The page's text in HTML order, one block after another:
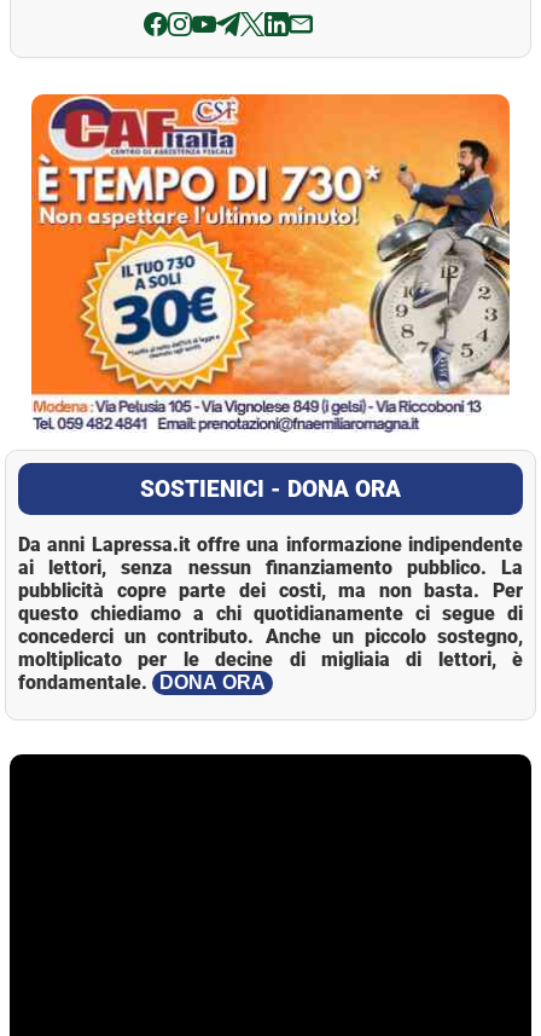
La Pressa
SOSTIENICI - DONA ORA
Da anni Lapressa.it offre una informazione indipendente
ai lettori, senza nessun finanziamento pubblico. La
pubblicità copre parte dei costi, ma non basta. Per
questo chiediamo a chi quotidianamente ci segue di
concederci un contributo. Anche un piccolo sostegno,
moltiplicato per le decine di migliaia di lettori, è
fondamentale.
DONA ORA